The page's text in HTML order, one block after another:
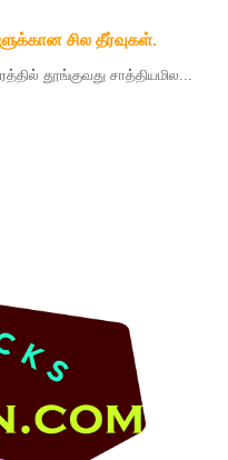
சில தீர்வுகள்.
தூங்குவது சாத்தியமில...